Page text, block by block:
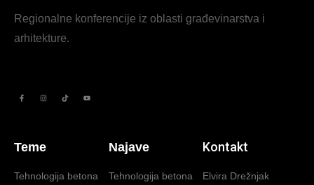
Regionalne konferencije iz oblasti građevinarstva i
arhitekture.
Teme
Tehnologija betona
Najave
Tehnologija betona
Kontakt
Elvira Drežnjak